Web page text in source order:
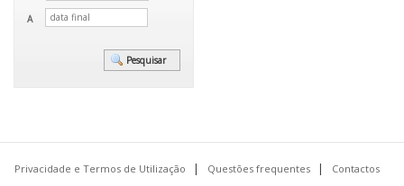
A
Privacidade e Termos de Utilização Questões frequentes Contactos